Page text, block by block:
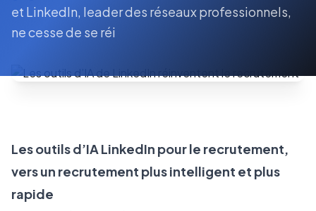
et LinkedIn, leader des réseaux professionnels,
ne cesse de se réi
Les outils d’IA LinkedIn pour le recrutement,
vers un recrutement plus intelligent et plus
rapide